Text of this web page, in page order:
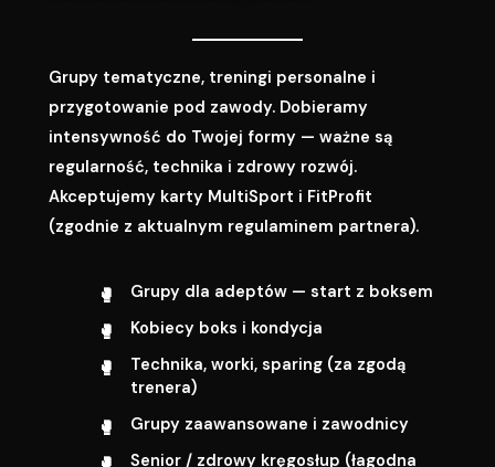
Grupy tematyczne, treningi personalne i
przygotowanie pod zawody. Dobieramy
intensywność do Twojej formy — ważne są
regularność, technika i zdrowy rozwój.
Akceptujemy karty MultiSport i FitProfit
(zgodnie z aktualnym regulaminem partnera).
Grupy dla adeptów — start z boksem
Kobiecy boks i kondycja
Technika, worki, sparing (za zgodą
trenera)
Grupy zaawansowane i zawodnicy
Senior / zdrowy kręgosłup (łagodna